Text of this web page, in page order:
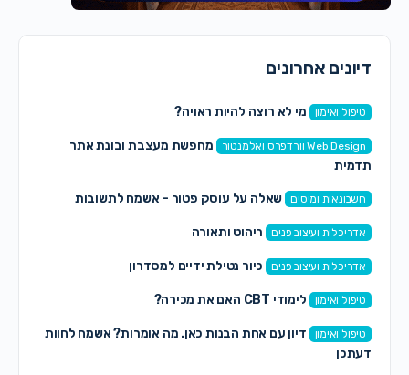
דיונים אחרונים
טיפול ואימון מי לא רוצה להיות ראויה?
Web Design וורדפרס ואלמנטור
מחפשת מעצבת ובונת אתר
תדמית
חשבונאות ומיסים שאלה על עוסק פטור – אשמח לתשובות
אדריכלות ועיצוב פנים ריהוט ותאורה
אדריכלות ועיצוב פנים כיור נטילת ידיים למסדרון
טיפול ואימון לימודי CBT האם את מכירה?
טיפול ואימון
דיון עם אחת הבנות כאן. מה אומרות? אשמח לחוות
דעתכן